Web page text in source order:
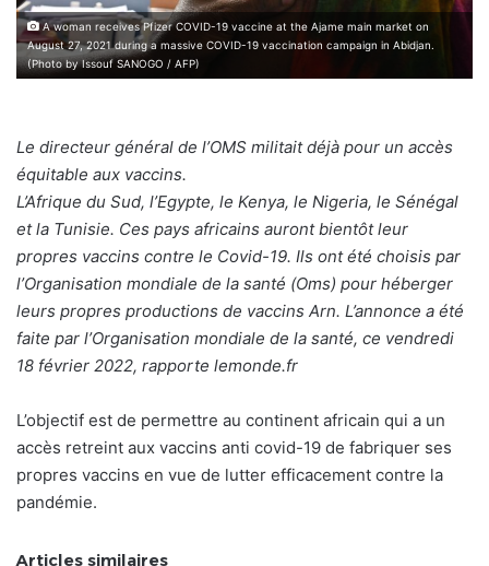
A woman receives Pfizer COVID-19 vaccine at the Ajame main market on
August 27, 2021 during a massive COVID-19 vaccination campaign in Abidjan.
(Photo by Issouf SANOGO / AFP)
Le directeur général de l’OMS militait déjà pour un accès
équitable aux vaccins.
L’Afrique du Sud, l’Egypte, le Kenya, le Nigeria, le Sénégal
et la Tunisie. Ces pays africains auront bientôt leur
propres vaccins contre le Covid-19. Ils ont été choisis par
l’Organisation mondiale de la santé (Oms) pour héberger
leurs propres productions de vaccins Arn. L’annonce a été
faite par l’Organisation mondiale de la santé, ce vendredi
18 février 2022, rapporte lemonde.fr
L’objectif est de permettre au continent africain qui a un
accès retreint aux vaccins anti covid-19 de fabriquer ses
propres vaccins en vue de lutter efficacement contre la
pandémie.
Articles similaires